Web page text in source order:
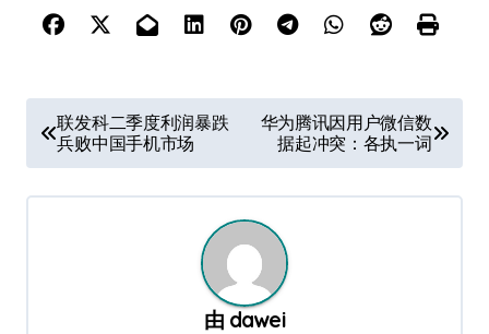
章
导
联发科二季度利润暴跌
兵败中国手机市场
华为腾讯因用户微信数
据起冲突：各执一词
由 dawei